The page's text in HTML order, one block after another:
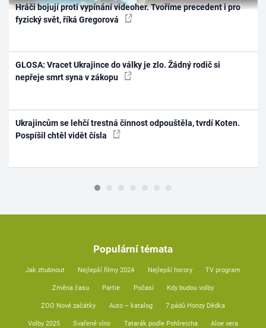
Hráči bojují proti vypínání videoher. Tvoříme precedent i pro
fyzický svět, říká Gregorová
GLOSA: Vracet Ukrajince do války je zlo. Žádný rodič si
nepřeje smrt syna v zákopu
Ukrajincům se lehčí trestná činnost odpouštěla, tvrdí Koten.
Pospíšil chtěl vidět čísla
Populární témata
Jak zhubnout Nejlepší filmy 2024 Nejlepší horory TV program
Změna času Partie Počasí Kdy budou volby
ZOO Nové začátky Auto – katalog 7 pádů Honzy Dědka
Volby 2025 Svařené víno Tatarák podle Pohlreicha Aloe vera